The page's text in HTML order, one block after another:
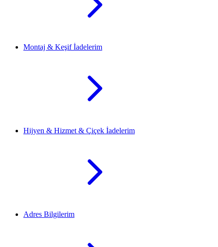
Montaj & Keşif İadelerim
Hijyen & Hizmet & Çiçek İadelerim
Adres Bilgilerim